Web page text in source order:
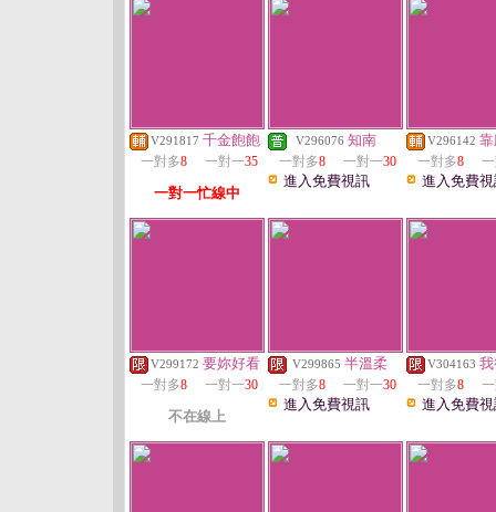
V291817 千金飽飽
一對多8 一對一35
一對一忙線中
V296076 知南
一對多8 一對一30
進入免費視訊
V296142
一對多8
進入免費
V299172 要妳好看
一對多8 一對一30
不在線上
V299865 半溫柔
一對多8 一對一30
進入免費視訊
V304163
一對多8
進入免費